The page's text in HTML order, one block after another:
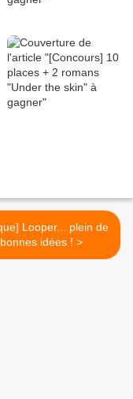
Looper... plein de
bonnes idées ! >